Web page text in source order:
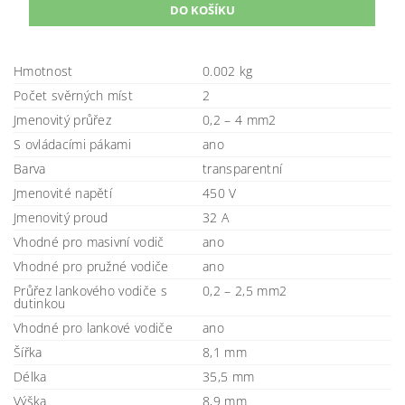
Hmotnost
0.002 kg
Počet svěrných míst
2
Jmenovitý průřez
0,2 – 4 mm2
S ovládacími pákami
ano
Barva
transparentní
Jmenovité napětí
450 V
Jmenovitý proud
32 A
Vhodné pro masivní vodič
ano
Vhodné pro pružné vodiče
ano
Průřez lankového vodiče s
dutinkou
0,2 – 2,5 mm2
Vhodné pro lankové vodiče
ano
Šířka
8,1 mm
Délka
35,5 mm
Výška
8,9 mm